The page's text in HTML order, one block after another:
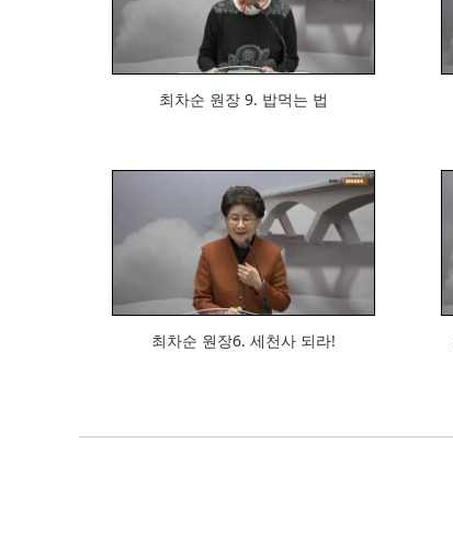
최차순 원장 9. 밥먹는 법
최차순 원장6. 세천사 되라!